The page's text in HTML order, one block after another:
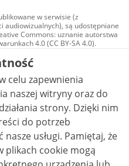
w serwisie (z
audiowizualnych), są udostępniane
Commons: uznanie autorstwa
4.0 (CC BY-SA 4.0).
w tym zdjęcia, materiały
na licencji typu
uznanie autorstwa użycie
utworów zależnych 4.0 (CC BY-
jest to stwierdzone inaczej.
celu zapewnienia
naszej witryny oraz do
strony. Dzięki nim
do potrzeb
Pamiętaj, że
plikach cookie mogą